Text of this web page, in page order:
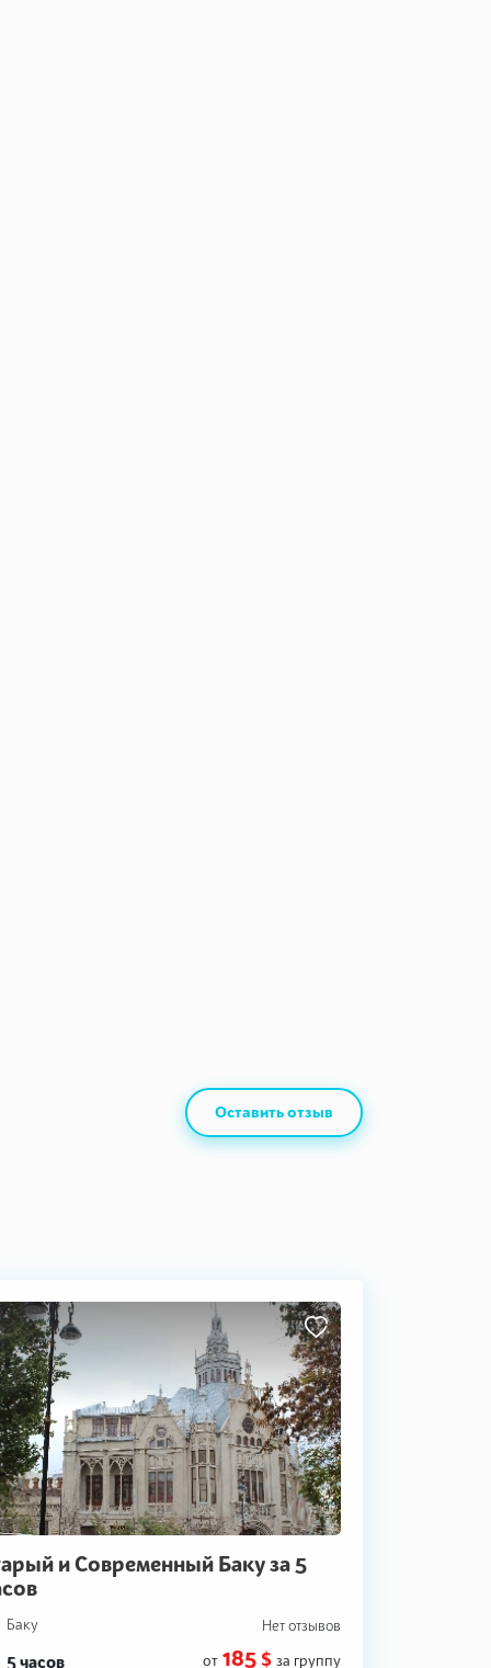
Оставить отзыв
и Современный Баку за 5
Баку Нет отзывов
5 часов от 185 $ за группу